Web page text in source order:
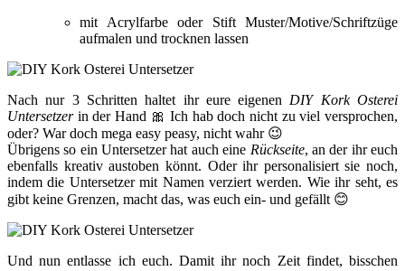
mit Acrylfarbe oder Stift Muster/Motive/Schriftzüge
aufmalen und trocknen lassen
Nach nur 3 Schritten haltet ihr eure eigenen DIY Kork Osterei
Untersetzerin der Hand 🎀 Ich hab doch nicht zu viel versprochen,
oder? War doch mega easy peasy, nicht wahr 😉
Übrigens so ein Untersetzer hat auch eine Rückseite, an der ihr euch
ebenfalls kreativ austoben könnt. Oder ihr personalisiert sie noch,
indem die Untersetzer mit Namen verziert werden. Wie ihr seht, es
gibt keine Grenzen, macht das, was euch ein- und gefällt 😊
Und nun entlasse ich euch. Damit ihr noch Zeit findet, bisschen